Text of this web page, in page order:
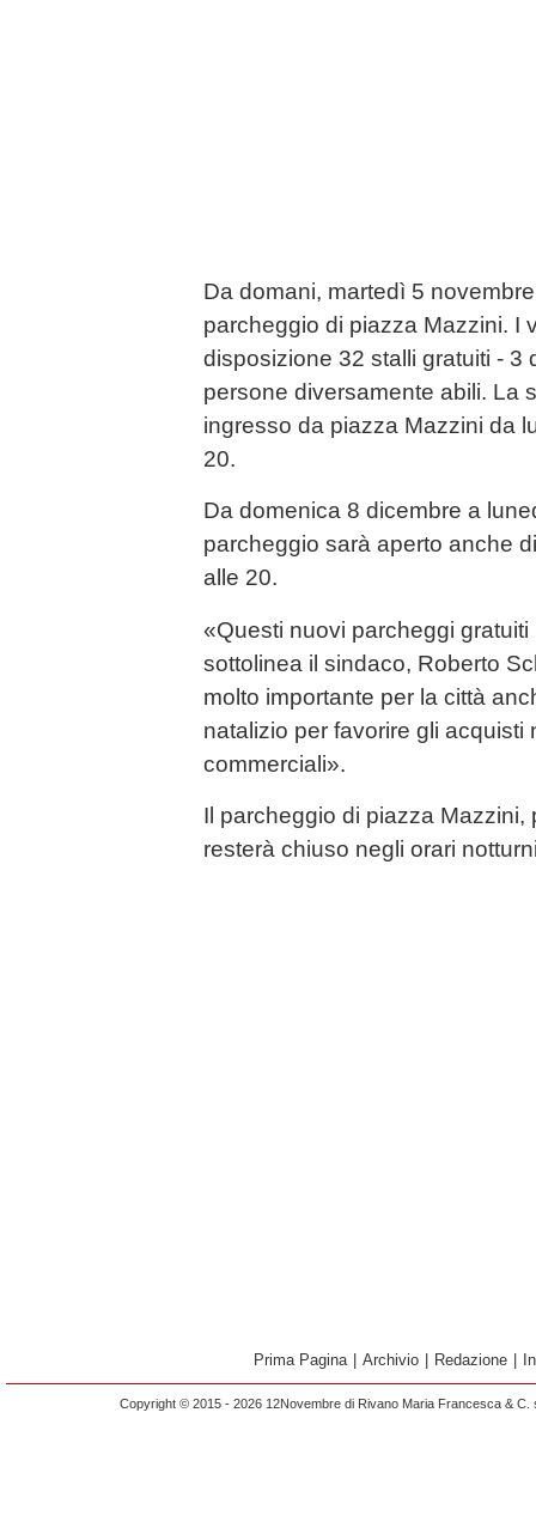
Da domani, martedì 5
parcheggio di piazza Mazzini. I
disposizione 32 stalli gratuiti - 3
persone diversamente abili. La
ingresso da piazza Mazzini da
20.
Da domenica 8 dicembre a
parcheggio sarà aperto anche
alle 20.
«Questi nuovi parcheggi
sottolinea il sindaco, Roberto
molto importante per la città
natalizio per favorire gli acquisti
commerciali».
Il parcheggio di piazza Mazzini,
resterà chiuso negli orari
Prima Pagina Archivio Redazione
Copyright © 2015 - 2026 12Novembre di Rivano Maria Francesca &